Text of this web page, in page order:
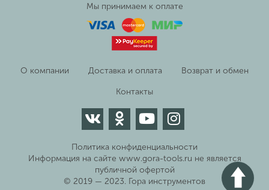
Мы принимаем к оплате
О компании Доставка и оплата Возврат и обмен
Контакты
Политика конфиденциальности
Информация на сайте www.gora-tools.ru не является
публичной офертой
© 2019 — 2023. Гора инструментов